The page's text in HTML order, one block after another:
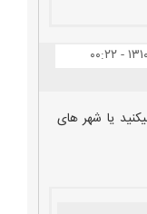
یا شهر های